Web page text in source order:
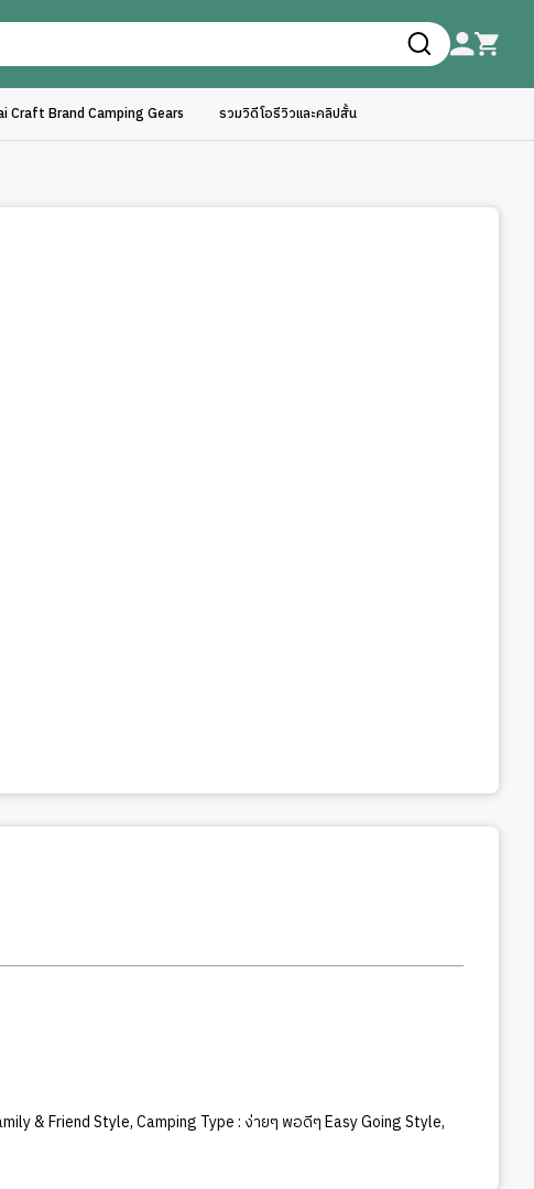
Craft Brand Camping Gears รวมวิดีโอรีวิวและคลิปสั้น
& Friend Style,Camping Type : ง่ายๆ พอดีๆ Easy Going Style,